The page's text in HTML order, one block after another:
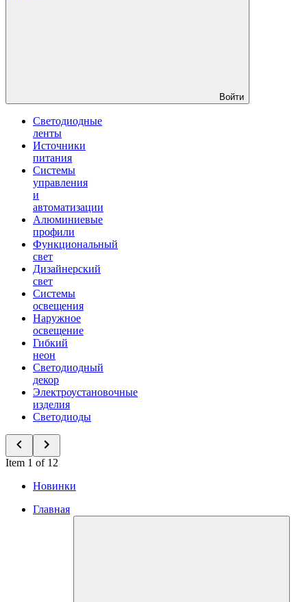
Войти
Светодиодные
ленты
Источники
питания
Системы
управления
и
автоматизации
Алюминиевые
профили
Функциональный
свет
Дизайнерский
свет
Системы
освещения
Наружное
освещение
Гибкий
неон
Светодиодный
декор
Электроустановочные
изделия
Светодиоды
Item 1 of 12
Новинки
Главная